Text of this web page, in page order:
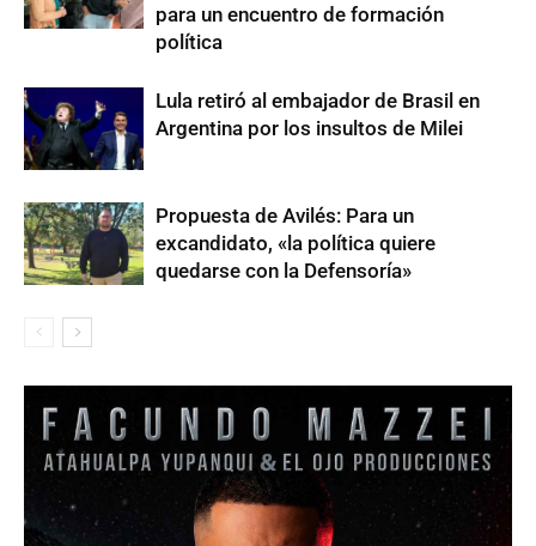
para un encuentro de formación
política
Lula retiró al embajador de Brasil en
Argentina por los insultos de Milei
Propuesta de Avilés: Para un
excandidato, «la política quiere
quedarse con la Defensoría»